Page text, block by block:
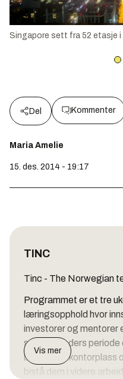
Singapore sett fra 52 etasje i
Del Kommenter
Maria Amelie
15. des. 2014 - 19:17
TINC
Tinc - The Norwegian
Programmet er et tre
læringsopphold hvor
investorer og mentorer
seks måneders
bedriftene kontorplass
bistå dem i videre
Vis mer